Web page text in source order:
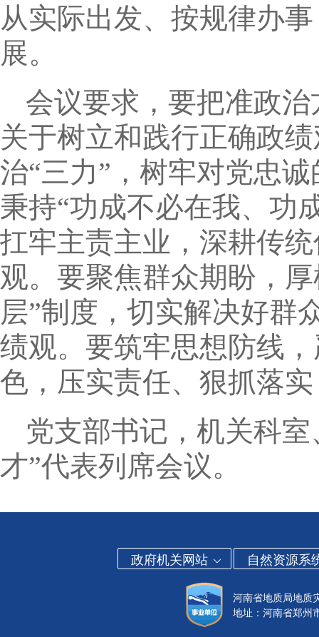
从实际出发、按规律办
展。
会议要求，要把准政
关于树立和践行正确政
治“三力”，树牢对党忠
秉持“功成不必在我、功
扛牢主责主业，深耕传
观。要聚焦群众期盼，
层”制度，切实解决好群
绩观。要筑牢思想防线
色，压实责任、狠抓落
党支部书记，机关科
才”代表列席会议。
政府机关网站 自然资源系
河南省地质局地
地址：河南省郑州